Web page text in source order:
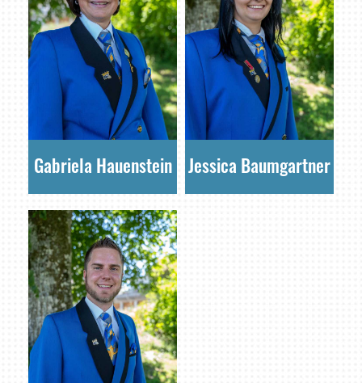
Gabriela Hauenstein Jessica Baumgartner